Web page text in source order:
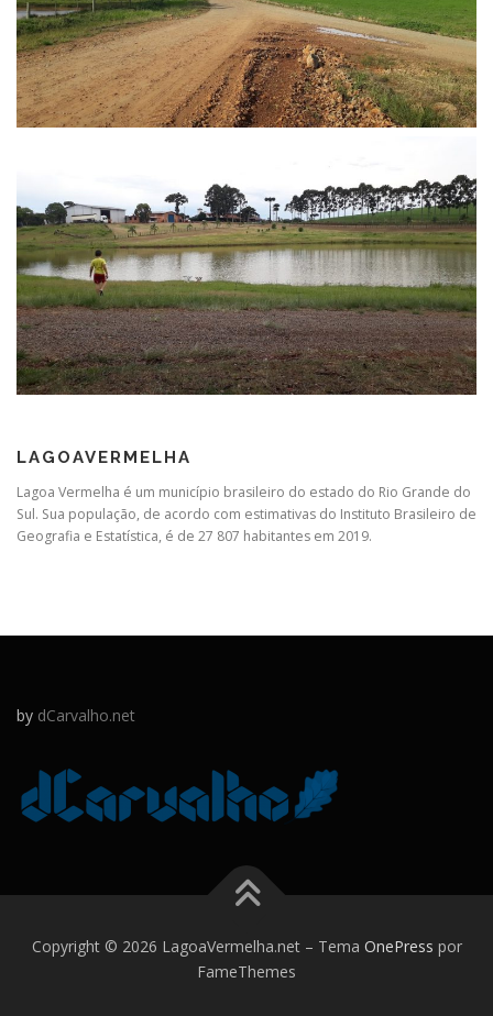
LAGOAVERMELHA
Lagoa Vermelha é um município brasileiro do estado do Rio Grande do
Sul. Sua população, de acordo com estimativas do Instituto Brasileiro de
Geografia e Estatística, é de 27 807 habitantes em 2019.
by dCarvalho.net
Copyright © 2026 LagoaVermelha.net – Tema OnePress por
FameThemes